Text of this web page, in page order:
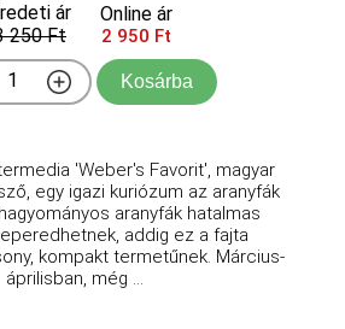
ár
250 Ft
Online ár
2 950 Ft
Kosárba
'Weber's Favorit', magyar
egy igazi kuriózum az aranyfák
aranyfák hatalmas
addig ez a fajta
kompakt termetűnek. Március-
áprilisban, még ...